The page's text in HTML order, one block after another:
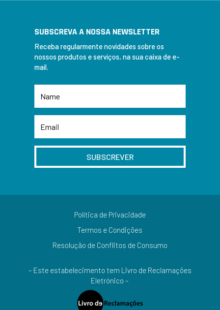
SUBSCREVA A NOSSA NEWSLETTER
Receba regularmente novidades sobre os
nossos produtos e serviços, na sua caixa de e-
mail.
SUBSCREVER
Política de Privacidade
Termos e Condições
Resolução de Conflitos de Consumo
– Este estabelecimento tem Livro de Reclamações
Eletrónico –